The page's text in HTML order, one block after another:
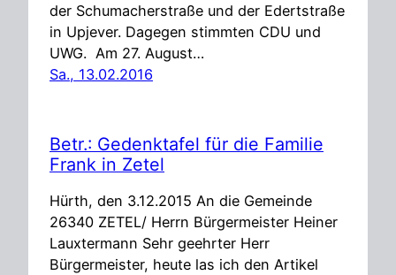
der Schumacherstraße und der Edertstraße
in Upjever. Dagegen stimmten CDU und
UWG. Am 27. August…
Sa., 13.02.2016
Betr.: Gedenktafel für die Familie
Frank in Zetel
Hürth, den 3.12.2015 An die Gemeinde
26340 ZETEL/ Herrn Bürgermeister Heiner
Lauxtermann Sehr geehrter Herr
Bürgermeister, heute las ich den Artikel